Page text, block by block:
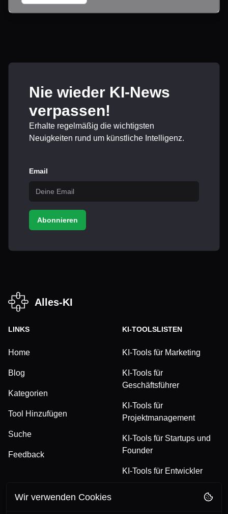
Nie wieder KI-News
verpassen!
Erhalte regelmäßig die wichtigsten
Neuigkeiten rund um künstliche Intelligenz.
Email
Abonnieren
Alles-KI
LINKS
Home
Blog
Kategorien
Tool Hinzufügen
Suche
Feedback
KI-TOOLSLISTEN
KI-Tools für Marketing
KI-Tools für
Geschäftsführer
KI-Tools für
Projektmanagement
KI-Tools für Startups und
Founder
KI-Tools für Entwickler
FOLGE UNS
Wir verwenden Cookies